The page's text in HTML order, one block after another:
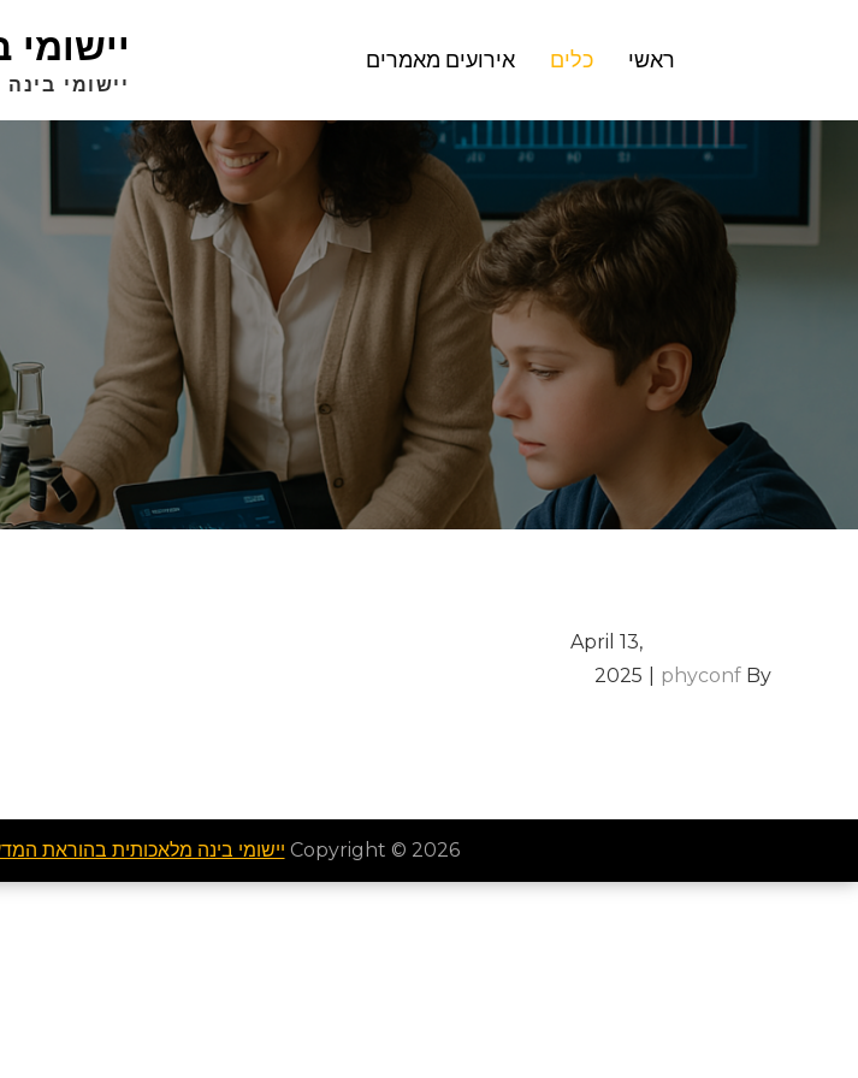
יישומי
ראשי כלים אירועים מאמרים
By
phyconf
Copyright © 2026 יישומי בינה מלאכותית בהוראת